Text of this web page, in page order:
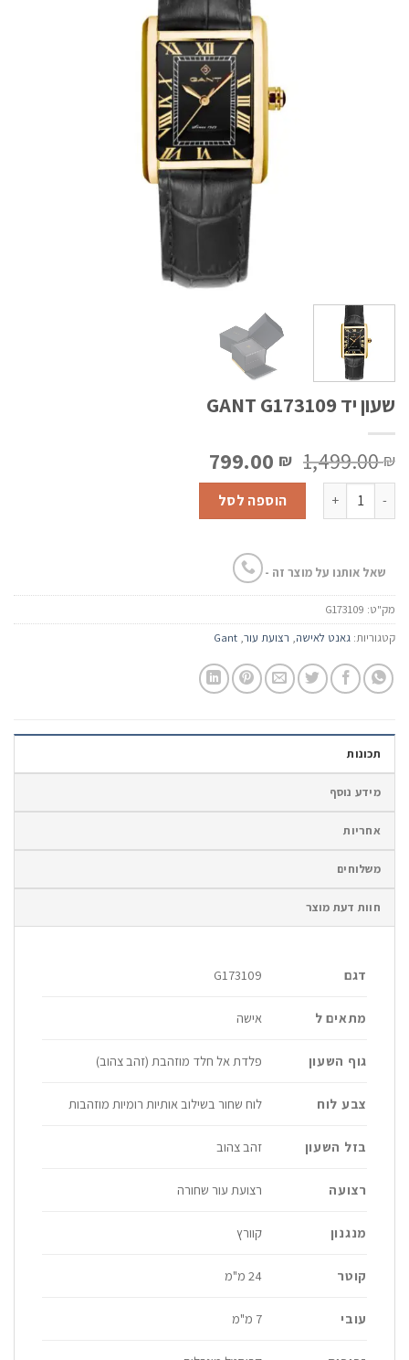
שעון יד GANT G173109
1,499.00₪ המחיר
המקורי
היה:
1,499.00 ₪.
799.00 ₪
הנוכחי
799.00 ₪.
כמות של שעון יד GANT G173109 הוספה לסל
שאל אותנו על מוצר זה -
מק"ט: G173109
קטגוריות: גאנט לאישה, רצועת עור,
Gant
תכונות
מידע נוסף
אחריות
משלוחים
חוות דעת מוצר
דגם G173109
מתאים ל אישה
גוף השעון פלדת אל חלד מוזהבת (זהב צהוב)
צבע לוח לוח שחור בשילוב אותיות רומיות מוזהבות
בזל השעון זהב צהוב
רצועה רצועת עור שחורה
מנגנון קוורץ
קוטר 24 מ"מ
עובי 7 מ"מ